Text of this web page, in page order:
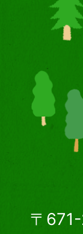
〒